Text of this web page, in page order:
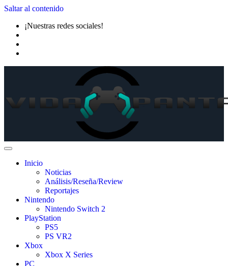
Saltar al contenido
¡Nuestras redes sociales!
Inicio
Noticias
Análisis/Reseña/Review
Reportajes
Nintendo
Nintendo Switch 2
PlayStation
PS5
PS VR2
Xbox
Xbox X Series
PC